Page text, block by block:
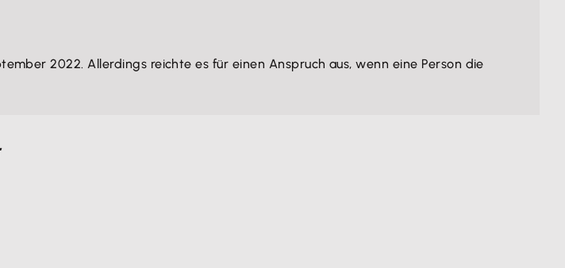
2022. Allerdings reichte es für einen Anspruch aus, wenn eine Person die